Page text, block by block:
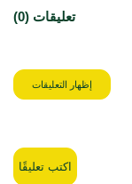
تعليقات (0)
إظهار التعليقات
اكتب تعليقًا